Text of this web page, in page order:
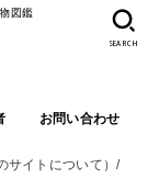
図鑑
お問い合わせ
SEARCH
サイトについて）